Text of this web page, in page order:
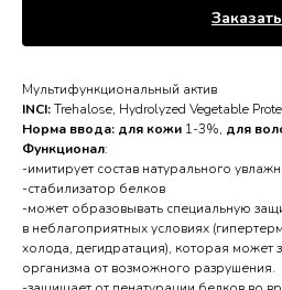
Заказать
Мультифункциональный актив
INCI:Trehalose, Hydrolyzed Vegetable
Норма ввода: для кожи 1-3%, для
Функционал:
-имитирует состав натурального
-стабилизатор белков
-может образовывать специальную
в неблагоприятных условиях
холода, дегидратация), которая может
организма от возможного разрушения.